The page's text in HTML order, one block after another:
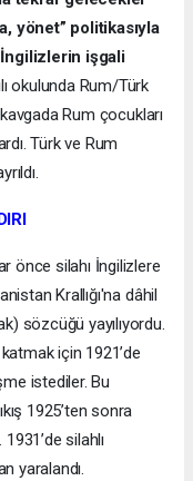
yönet” politikasıyla
işgali
okulunda Rum/Türk
kavgada Rum çocukları
Türk ve Rum
önce silahı İngilizlere
Krallığı'na dâhil
sözcüğü yayılıyordu.
katmak için 1921’de
istediler. Bu
1925’ten sonra
silahlı
yaralandı.